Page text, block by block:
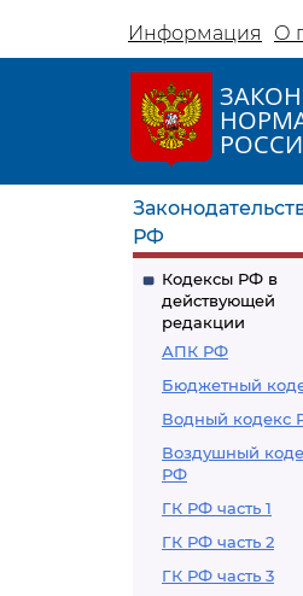
Информация О
РФ
Кодексы РФ в
действующей
редакции
АПК РФ
Бюджетный
Водный кодекс
Воздушный
РФ
ГК РФ часть 1
ГК РФ часть 2
ГК РФ часть 3